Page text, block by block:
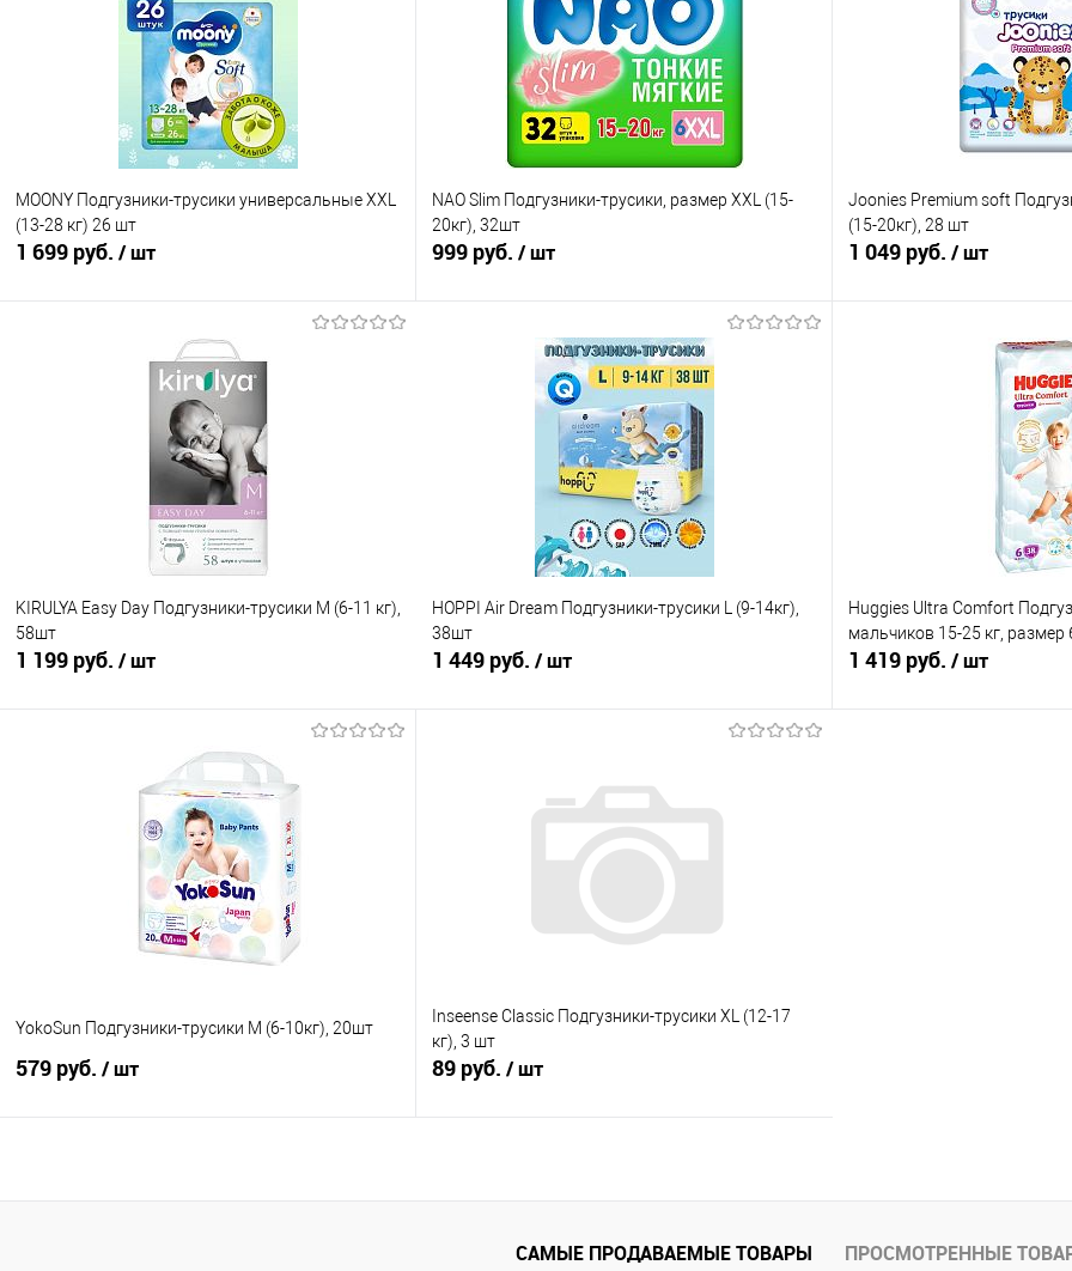
MOONY Подгузники-трусики универсальные XXL
(13-28 кг) 26 шт
1 699 руб. / шт
В корзину
В наличии
NAO Slim Подгузники-трусики, размер XXL (15-
20кг), 32шт
999 руб. / шт
В корзину
Купить в 1 клик
Сравнение
В наличии
Joonies Premium soft
(15-20кг), 28 шт
1 049 руб. / шт
В
KIRULYA Easy Day Подгузники-трусики M (6-11 кг),
58шт
1 199 руб. / шт
В корзину
Купить в 1 клик
Сравнение
В наличии
HOPPI Air Dream Подгузники-трусики L (9-14кг),
38шт
1 449 руб. / шт
Купить в 1 клик
Сравнение
В наличии
Huggies Ultra Comfort
мальчиков 15-25 кг, размер
1 419 руб. / шт
YokoSun Подгузники-трусики M (6-10кг), 20шт
579 руб. / шт
Inseense Classic Подгузники-трусики XL (12-17
кг), 3 шт
89 руб. / шт
САМЫЕ ПРОДАВАЕМЫЕ ТОВАРЫ ПРОСМОТРЕННЫЕ